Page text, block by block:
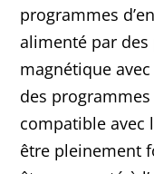
programmes
alimenté par
magnétique
des
compatible avec
être pleinement